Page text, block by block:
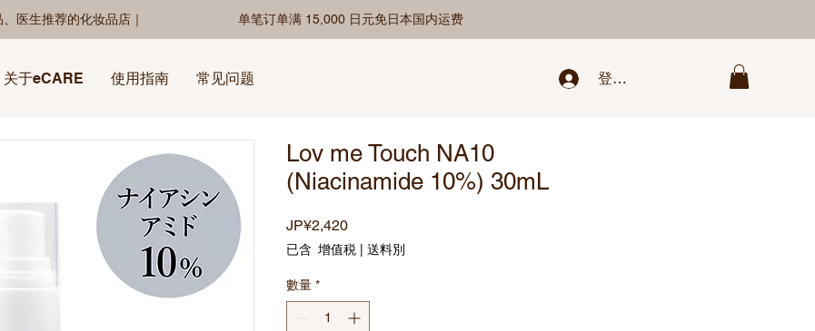
单笔订单满 15,000 日元免日本国内运费
医生推荐的化妆品店｜
关于eCARE 使用指南 常见问题 登录/新注册
Lov me Touch NA10
(Niacinamide 10%) 30mL
JP¥2,420價
格
已含 增值税 送料別
數量 *